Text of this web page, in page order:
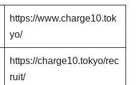
https://www.charge10.tok
yo/
https://charge10.tokyo/rec
ruit/